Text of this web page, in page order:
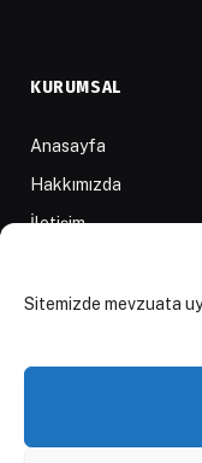
Sitemizde mevzuata
KURUMSAL
Anasayfa
Hakkımızda
İletişim
D84 Yayınları